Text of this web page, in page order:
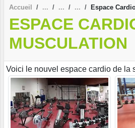
Accueil Espace
ESPACE
MUSCULATION
Voici le nouvel espace cardio de la